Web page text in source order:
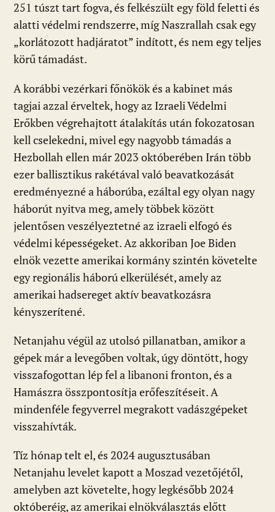
251 túszt tart fogva, és felkészült egy föld feletti és
alatti védelmi rendszerre, míg Naszrallah csak egy
„korlátozott hadjáratot” indított, és nem egy teljes
körű támadást.
A korábbi vezérkari főnökök és a kabinet más
tagjai azzal érveltek, hogy az Izraeli Védelmi
Erőkben végrehajtott átalakítás után fokozatosan
kell cselekedni, mivel egy nagyobb támadás a
Hezbollah ellen már 2023 októberében Irán több
ezer ballisztikus rakétával való beavatkozását
eredményezné a háborúba, ezáltal egy olyan nagy
háborút nyitva meg, amely többek között
jelentősen veszélyeztetné az izraeli elfogó és
védelmi képességeket. Az akkoriban Joe Biden
elnök vezette amerikai kormány szintén követelte
egy regionális háború elkerülését, amely az
amerikai hadsereget aktív beavatkozásra
kényszerítené.
Netanjahu végül az utolsó pillanatban, amikor a
gépek már a levegőben voltak, úgy döntött, hogy
visszafogottan lép fel a libanoni fronton, és a
Hamászra összpontosítja erőfeszítéseit. A
mindenféle fegyverrel megrakott vadászgépeket
visszahívták.
Tíz hónap telt el, és 2024 augusztusában
Netanjahu levelet kapott a Moszad vezetőjétől,
amelyben azt követelte, hogy legkésőbb 2024
októberéig, az amerikai elnökválasztás előtt